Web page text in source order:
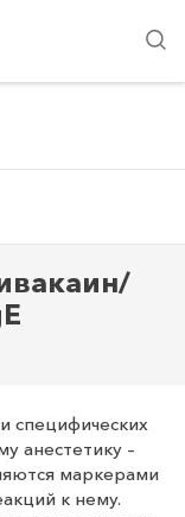
специфических
анестетику –
маркерами
к нему.